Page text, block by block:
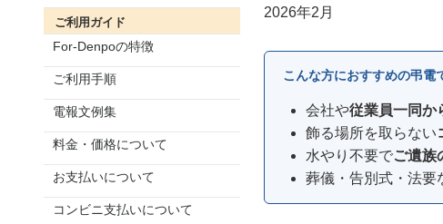
ご利用ガイド
For-Denpoの特徴
ご利用手順
電報文例集
料金・価格について
お支払いについて
コンビニ支払いについて
2026年2月
こんな方におすすめの弔電
会社や従業員一同か
飾る場所を取らない
水やり不要でご遺族
葬儀・告別式・法要